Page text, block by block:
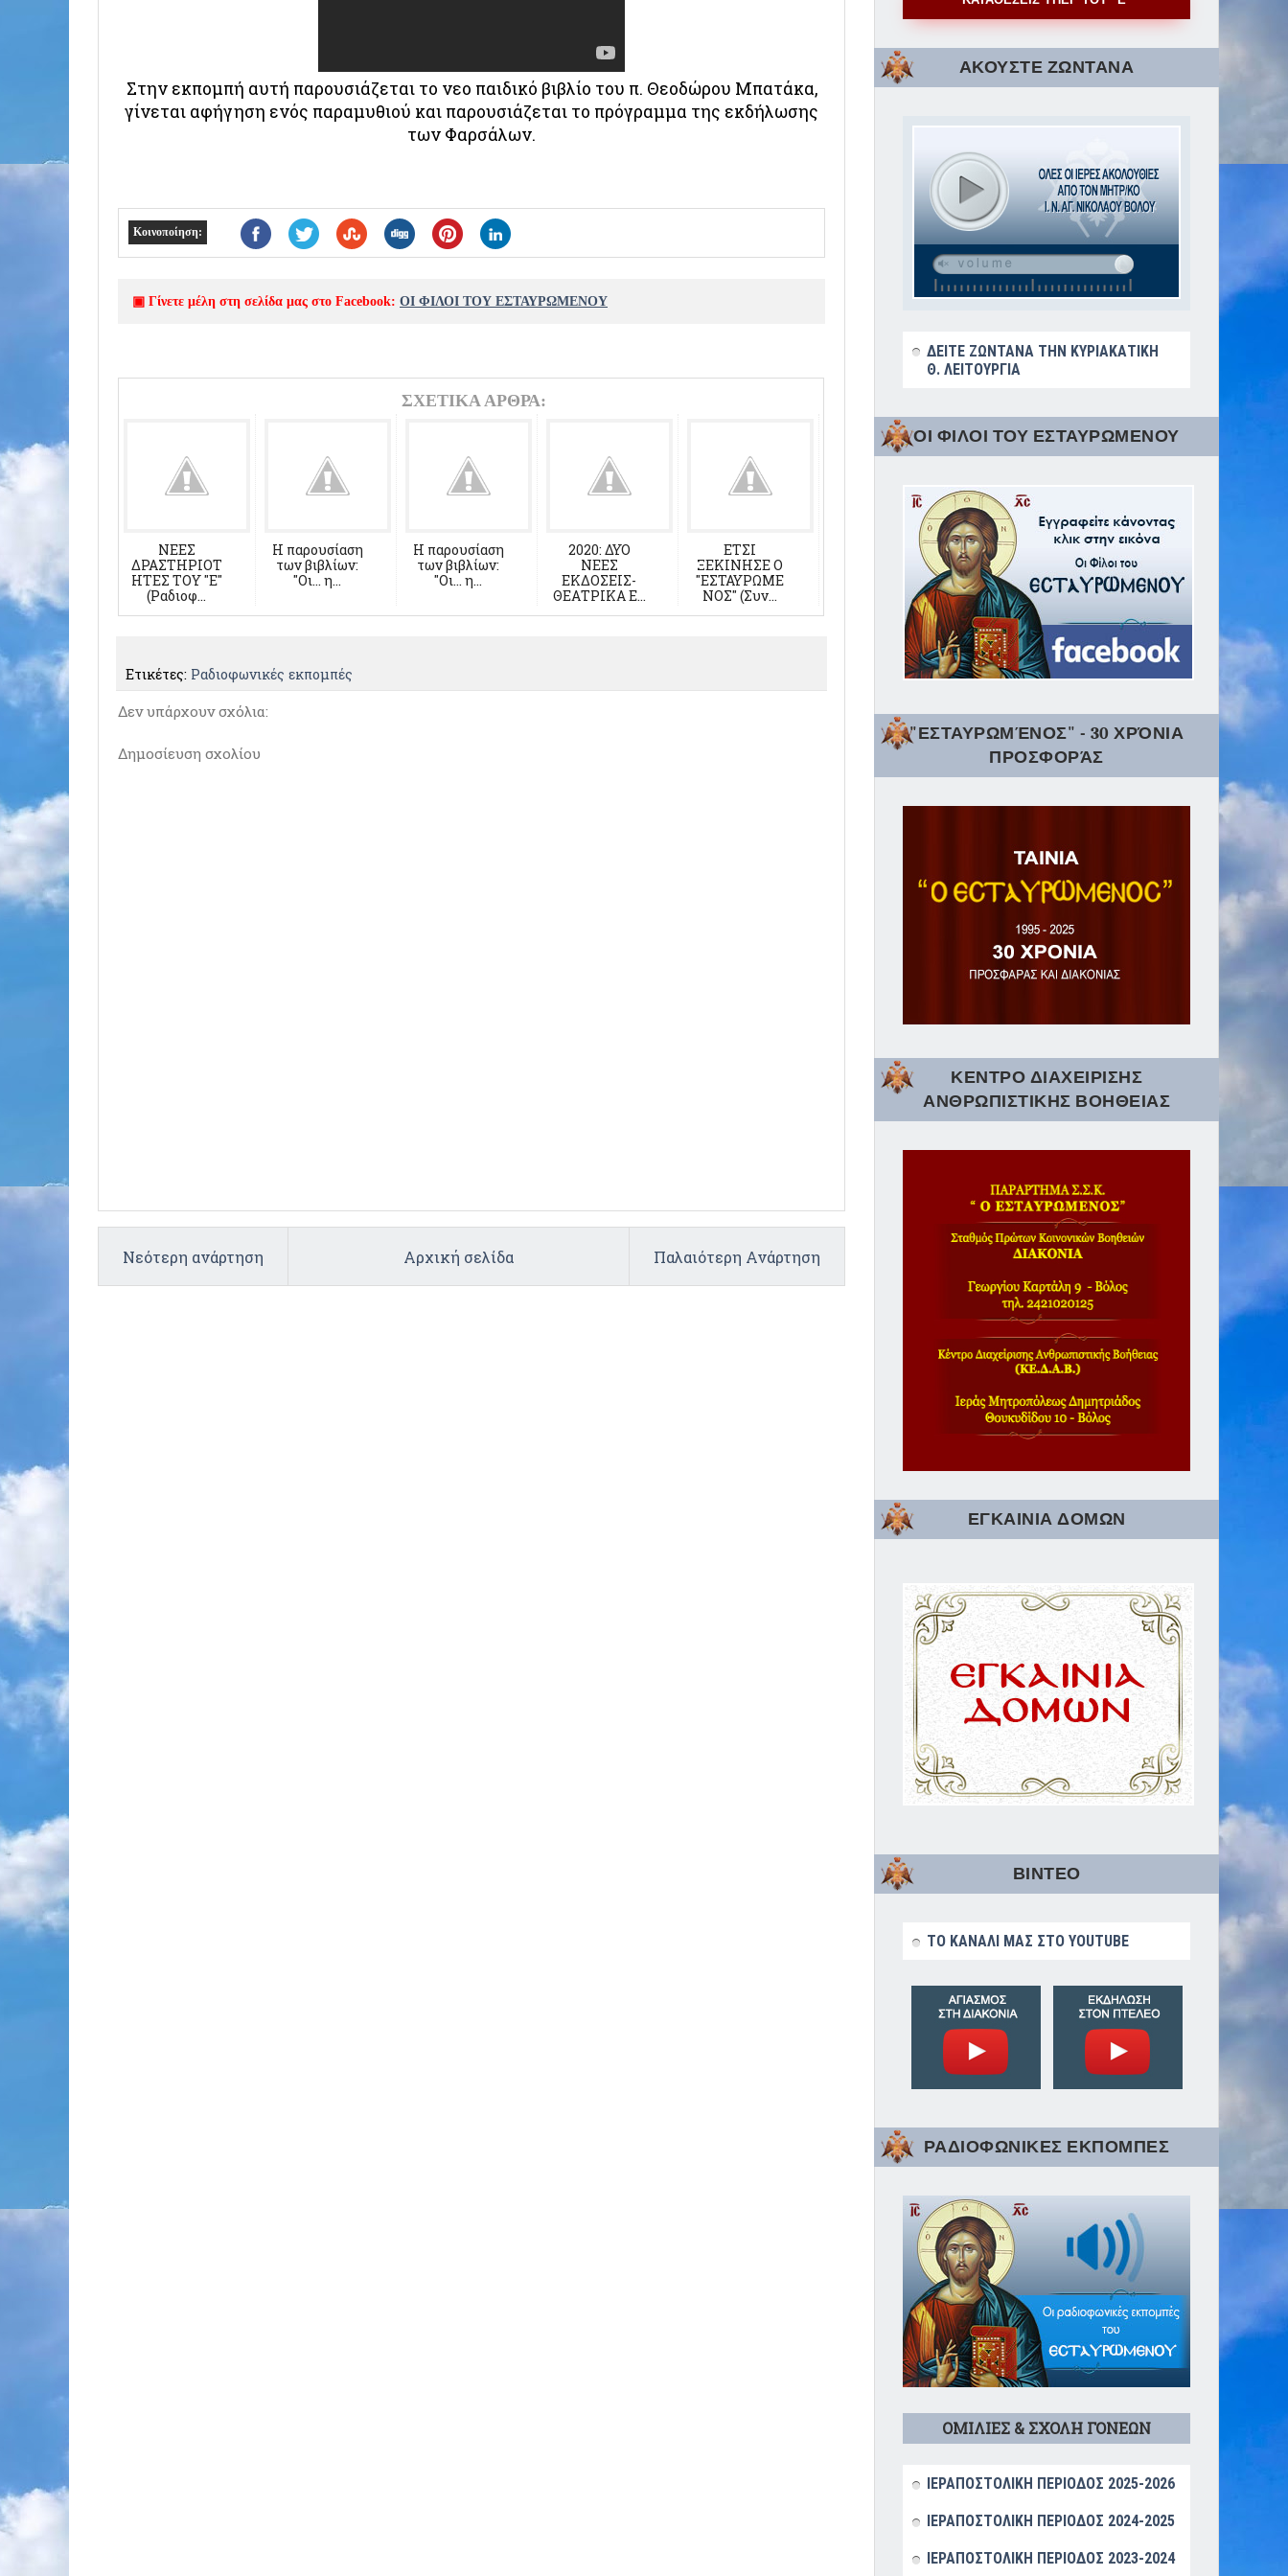
Στην εκπομπή αυτή παρουσιάζεται το νεο παιδικό βιβλίο του π. Θεοδώρου Μπατάκα,
γίνεται αφήγηση ενός παραμυθιού και παρουσιάζεται το πρόγραμμα της εκδήλωσης
των Φαρσάλων.
Κοινοποίηση:
▣ Γίνετε μέλη στη σελίδα μας στο Facebook: ΟΙ ΦΙΛΟΙ ΤΟΥ ΕΣΤΑΥΡΩΜΕΝΟΥ
ΣΧΕΤΙΚΑ ΑΡΘΡΑ:
ΝΕΕΣ
ΔΡΑΣΤΗΡΙΟΤ
ΗΤΕΣ ΤΟΥ "Ε"
(Ραδιοφ...
Η παρουσίαση
των βιβλίων:
"Οι... η...
Η παρουσίαση
των βιβλίων:
"Οι... η...
2020: ΔΥΟ
ΝΕΕΣ
ΕΚΔΟΣΕΙΣ-
ΘΕΑΤΡΙΚΑ Ε...
ΕΤΣΙ
ΞΕΚΙΝΗΣΕ Ο
"ΕΣΤΑΥΡΩΜΕ
ΝΟΣ" (Συν...
Ετικέτες: Ραδιοφωνικές εκπομπές
Δεν υπάρχουν σχόλια:
Δημοσίευση σχολίου
Νεότερη ανάρτηση Παλαιότερη Ανάρτηση
Αρχική σελίδα
ΑΚΟΥΣΤΕ ΖΩΝΤΑΝΑ
ΔΕΙΤΕ ΖΩΝΤΑΝΑ ΤΗΝ ΚΥΡΙΑΚΑΤΙΚΗ
Θ. ΛΕΙΤΟΥΡΓΙΑ
ΟΙ ΦΙΛΟΙ ΤΟΥ ΕΣΤΑΥΡΩΜΕΝΟΥ
"ΕΣΤΑΥΡΩΜΈΝΟΣ" - 30 ΧΡΌΝΙΑ
ΠΡΟΣΦΟΡΆΣ
ΚΕΝΤΡΟ ΔΙΑΧΕΙΡΙΣΗΣ
ΑΝΘΡΩΠΙΣΤΙΚΗΣ ΒΟΗΘΕΙΑΣ
ΕΓΚΑΙΝΙΑ ΔΟΜΩΝ
ΒΙΝΤΕΟ
ΤΟ ΚΑΝΑΛΙ ΜΑΣ ΣΤΟ YOUTUBE
ΡΑΔΙΟΦΩΝΙΚΕΣ ΕΚΠΟΜΠΕΣ
ΟΜΙΛΙΕΣ & ΣΧΟΛΗ ΓΟΝΕΩΝ
ΙΕΡΑΠΟΣΤΟΛΙΚΗ ΠΕΡΙΟΔΟΣ 2025-2026
ΙΕΡΑΠΟΣΤΟΛΙΚΗ ΠΕΡΙΟΔΟΣ 2024-2025
ΙΕΡΑΠΟΣΤΟΛΙΚΗ ΠΕΡΙΟΔΟΣ 2023-2024